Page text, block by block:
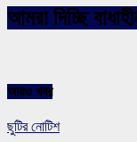
আমরা দিচ্ছি
আরও খবর
ছুটির নোটিশ